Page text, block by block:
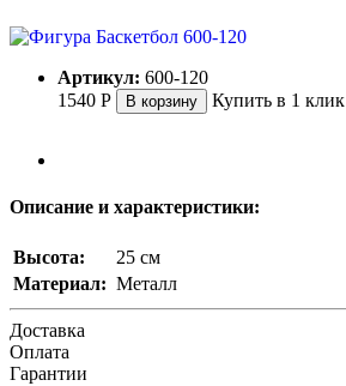
Артикул: 600-120
1540 Р В корзину Купить в 1 клик
Описание и характеристики:
Высота:
25 см
Материал: Металл
Доставка
Оплата
Гарантии